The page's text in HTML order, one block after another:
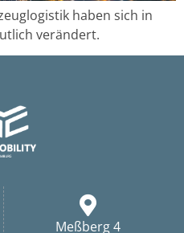
haben sich in
verändert.
Meßberg 4